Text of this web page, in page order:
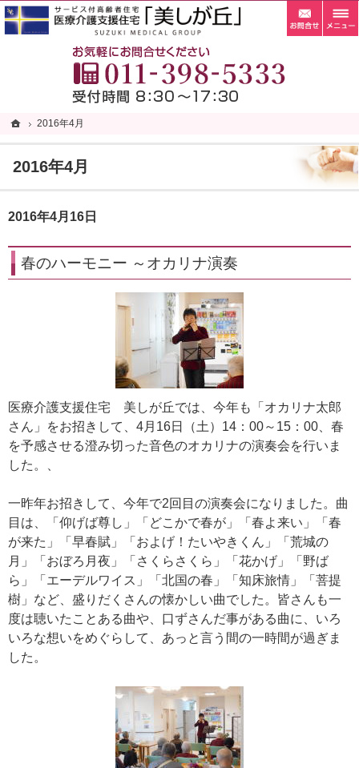
ホーム
2016年4月
2016年4月
札幌市清田区の老人ホーム・サービス付き高齢者向け住宅・サ高住なら当施設へ。
札幌市清田区の老人ホーム・サービス付き高齢者向け住宅・サ高住なら自家菜園がある「
2016年4月16日
春のハーモニー ～オカリナ演奏
医療介護支援住宅 美しが丘では、今年も「オカリナ太郎
さん」をお招きして、4月16日（土）14：00～15：00、春
を予感させる澄み切った音色のオカリナの演奏会を行いま
した。、
一昨年お招きして、今年で2回目の演奏会になりました。曲
目は、「仰げば尊し」「どこかで春が」「春よ来い」「春
が来た」「早春賦」「およげ！たいやきくん」「荒城の
月」「おぼろ月夜」「さくらさくら」「花かげ」「野ば
ら」「エーデルワイス」「北国の春」「知床旅情」「菩提
樹」など、盛りだくさんの懐かしい曲でした。皆さんも一
度は聴いたことある曲や、口ずさんだ事がある曲に、いろ
いろな想いをめぐらして、あっと言う間の一時間が過ぎま
した。
お
ホーム
2016年4月